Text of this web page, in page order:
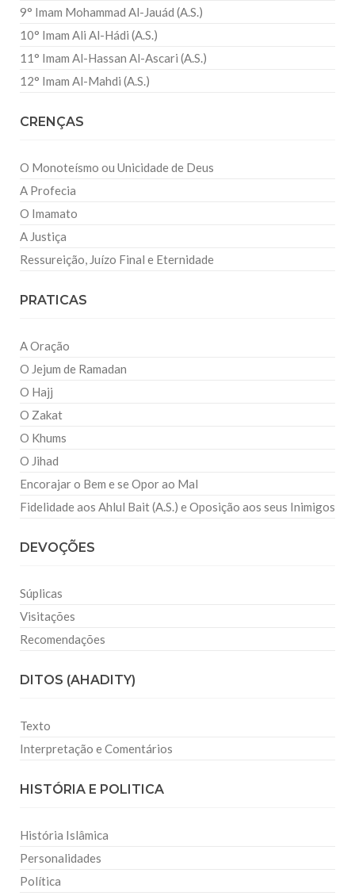
9° Imam Mohammad Al-Jauád (A.S.)
10° Imam Ali Al-Hádi (A.S.)
11° Imam Al-Hassan Al-Ascari (A.S.)
12° Imam Al-Mahdi (A.S.)
CRENÇAS
O Monoteísmo ou Unicidade de Deus
A Profecia
O Imamato
A Justiça
Ressureição, Juízo Final e Eternidade
PRATICAS
A Oração
O Jejum de Ramadan
O Hajj
O Zakat
O Khums
O Jihad
Encorajar o Bem e se Opor ao Mal
Fidelidade aos Ahlul Bait (A.S.) e Oposição aos seus Inimigos
DEVOÇÕES
Súplicas
Visitações
Recomendações
DITOS (AHADITY)
Texto
Interpretação e Comentários
HISTÓRIA E POLITICA
História Islâmica
Personalidades
Política